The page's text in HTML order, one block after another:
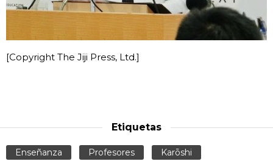
[Copyright The Jiji Press, Ltd.]
Etiquetas
Enseñanza Profesores
Karōshi